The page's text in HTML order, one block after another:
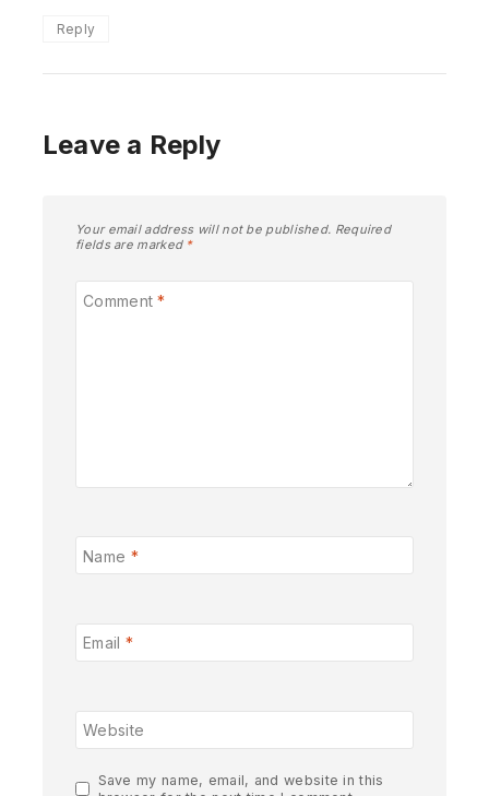
Reply
Leave a Reply
Your email address will not be published. Required
fields are marked *
Comment*
Name *
Email *
Website
Save my name, email, and website in this